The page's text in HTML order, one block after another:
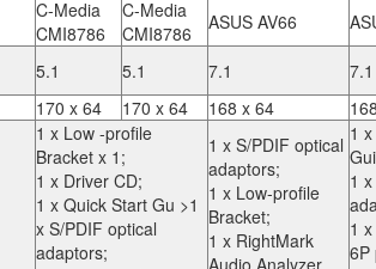
C-Media
CMI8786
C-Media
CMI8786
ASUS AV66
5.1 5.1 7.1 7.1
170 x 64 170 x 64 168 x 64
1 x Low -profile
Bracket x 1;
1 x Driver CD;
1 x Quick Start Gu >1
x S/PDIF optical
adaptors;
1 x S/PDIF optical
adaptors;
1 x Low-profile
Bracket;
1 x RightMark
Audio Analyzer
1
1
1
6P